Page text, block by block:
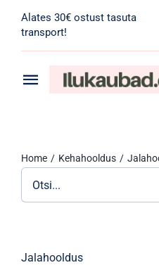
content
Alates 30€ ostust tasuta
transport!
for:
Toggle
Näohooldus
Kehahooldus
Home Kehahooldus
Jalahooldus